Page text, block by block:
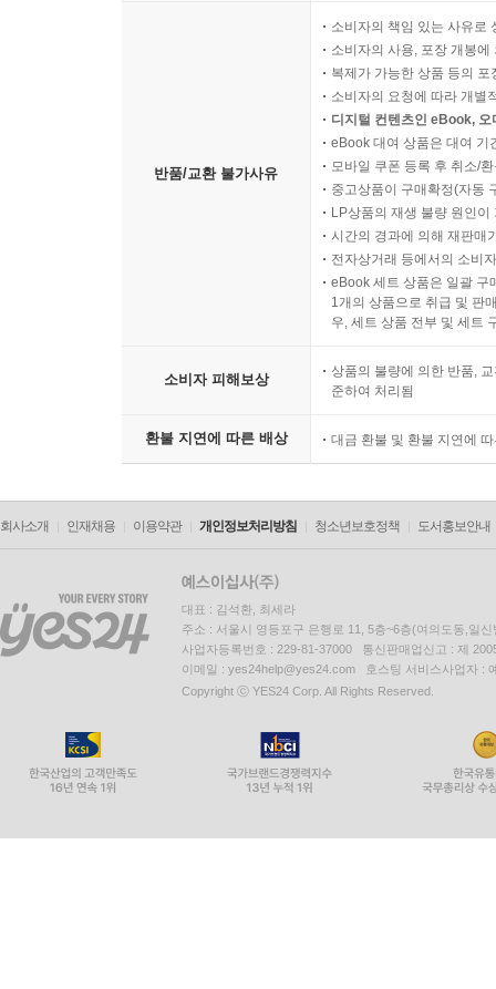
반품/교환 불가사유
소비자의 책임 있는 사유로
소비자의 사용, 포장 개봉
복제가 가능한 상품 등의
소비자의 요청에 따라 개별
디지털 컨텐츠인 eBook,
eBook 대여 상품은 대여 기
모바일 쿠폰 등록 후 취소/
중고상품이 구매확정(자동
LP상품의 재생 불량 원인
시간의 경과에 의해 재판매
전자상거래 등에서의 소비
eBook 세트 상품은 일괄 구
1개의 상품으로 취급 및 판
우, 세트 상품 전부 및 세트
소비자 피해보상
상품의 불량에 의한 반품,
준하여 처리됨
환불 지연에 따른 배상 대금 환불 및 환불 지연에
회사소개 인재채용 이용약관 개인정보처리방침 청소년보호정책 도서홍보안내
대표 : 김석환, 최세라
주소 : 서울시 영등포구 은행로 11, 5층~6층(여의도동,일신
사업자등록번호 : 229-81-37000 통신판매업신고 : 제
이메일 : yes24help@yes24.com 호스팅 서비스사업자 :
Copyright ⓒ YES24 Corp. All Rights Reserved.